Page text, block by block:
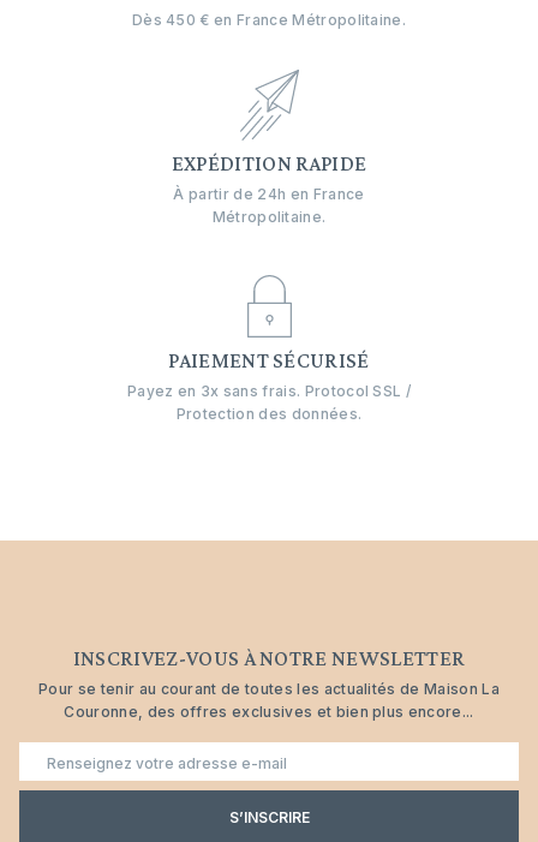
Dès 450 € en France Métropolitaine.
EXPÉDITION RAPIDE
À partir de 24h en France
Métropolitaine.
PAIEMENT SÉCURISÉ
Payez en 3x sans frais. Protocol SSL /
Protection des données.
INSCRIVEZ-VOUS À NOTRE NEWSLETTER
Pour se tenir au courant de toutes les actualités de Maison La
Couronne, des offres exclusives et bien plus encore...
S’INSCRIRE